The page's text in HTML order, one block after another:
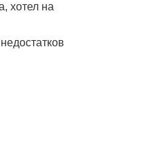
хотел на